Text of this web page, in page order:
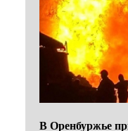
В Оренбуржье